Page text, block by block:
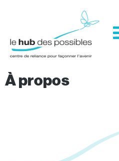
À propos